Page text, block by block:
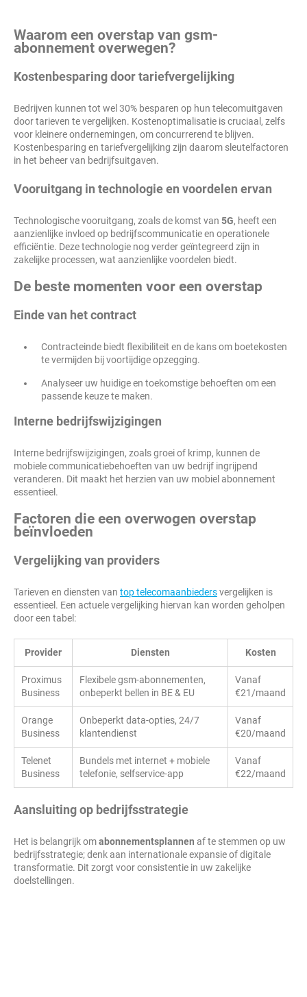
Waarom een overstap van gsm-
abonnement overwegen?
Kostenbesparing door tariefvergelijking
Bedrijven kunnen tot wel 30% besparen op hun telecomuitgaven
door tarieven te vergelijken. Kostenoptimalisatie is cruciaal, zelfs
voor kleinere ondernemingen, om concurrerend te blijven.
Kostenbesparing en tariefvergelijking zijn daarom sleutelfactoren
in het beheer van bedrijfsuitgaven.
Vooruitgang in technologie en voordelen ervan
Technologische vooruitgang, zoals de komst van 5G, heeft een
aanzienlijke invloed op bedrijfscommunicatie en operationele
efficiëntie. Deze technologie nog verder geïntegreerd zijn in
zakelijke processen, wat aanzienlijke voordelen biedt.
De beste momenten voor een overstap
Einde van het contract
Contracteinde biedt flexibiliteit en de kans om boetekosten
te vermijden bij voortijdige opzegging.
Analyseer uw huidige en toekomstige behoeften om een
passende keuze te maken.
Interne bedrijfswijzigingen
Interne bedrijfswijzigingen, zoals groei of krimp, kunnen de
mobiele communicatiebehoeften van uw bedrijf ingrijpend
veranderen. Dit maakt het herzien van uw mobiel abonnement
essentieel.
Factoren die een overwogen overstap
beïnvloeden
Vergelijking van providers
Tarieven en diensten van top telecomaanbiedersvergelijken is
essentieel. Een actuele vergelijking hiervan kan worden geholpen
door een tabel:
Provider Diensten Kosten
Proximus
Business
Flexibele gsm-abonnementen,
onbeperkt bellen in BE & EU
Vanaf
€21/maand
Orange
Business
Onbeperkt data-opties, 24/7
klantendienst
Vanaf
€20/maand
Telenet
Business
Bundels met internet + mobiele
telefonie, selfservice-app
Vanaf
€22/maand
Aansluiting op bedrijfsstrategie
Het is belangrijk omabonnementsplannen af te stemmen op uw
bedrijfsstrategie; denk aan internationale expansie of digitale
transformatie. Dit zorgt voor consistentie in uw zakelijke
doelstellingen.